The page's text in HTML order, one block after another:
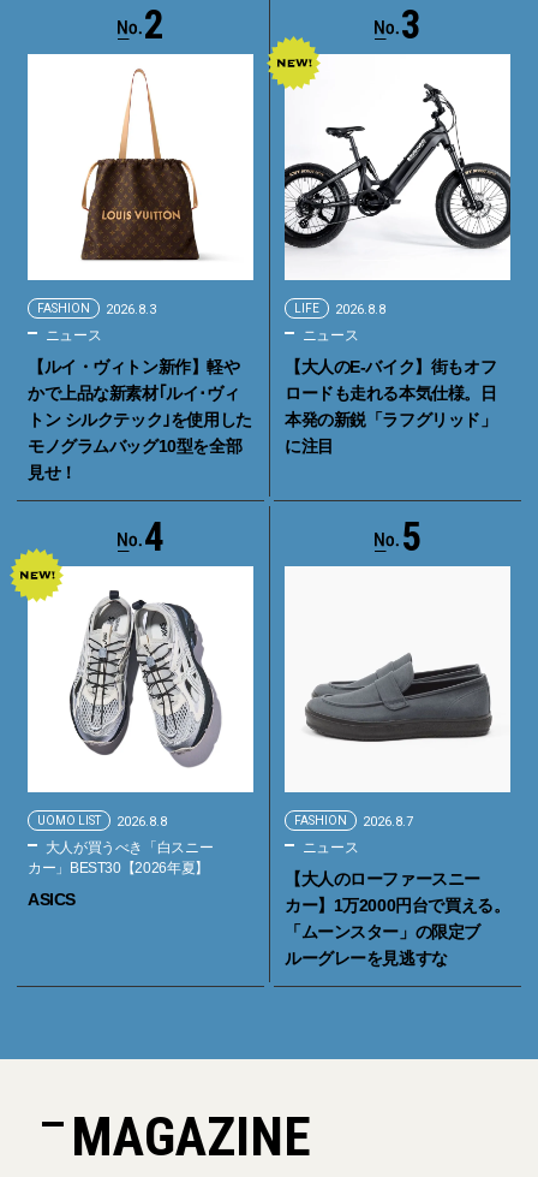
2
FASHION 2026.8.3
ニュース
【ルイ・ヴィトン新作】軽や
かで上品な新素材｢ルイ･ヴィ
トン シルクテック｣を使用した
モノグラムバッグ10型を全部
見せ！
3
LIFE 2026.8.8
ニュース
【大人のE-バイク】街もオフ
ロードも走れる本気仕様。日
本発の新鋭「ラフグリッド」
に注目
4
UOMO LIST 2026.8.8
大人が買うべき「白スニー
カー」BEST30【2026年夏】
ASICS
5
FASHION 2026.8.7
ニュース
【大人のローファースニー
カー】1万2000円台で買える。
「ムーンスター」の限定ブ
ルーグレーを見逃すな
MAGAZINE